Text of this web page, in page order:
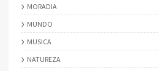
MORADIA
MUNDO
MUSICA
NATUREZA